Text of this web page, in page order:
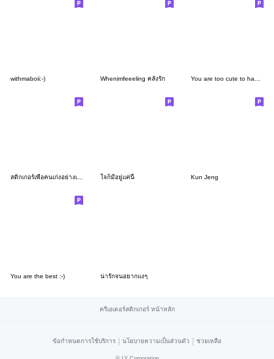
withmaboii:-) Whenimfeeeling คลั่งรัก
สติกเกอร์เพื่อคนเก่งอย่างเธอ 9 ใจก็มีอยู่แค่นี้ Kun Jeng
You are the best :-) น่ารักจนอยากแงๆ
ครีเอเตอร์สติกเกอร์ หน้าหลัก
ข้อกำหนดการใช้บริการ | นโยบายความเป็นส่วนตัว | ช่วยเหลือ